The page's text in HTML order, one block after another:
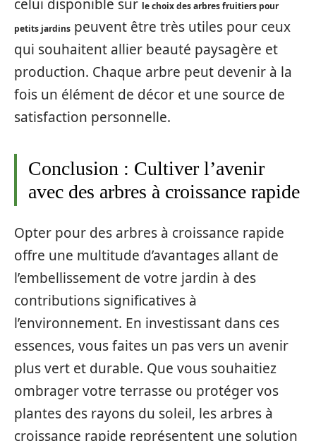
celui disponible sur le choix des arbres fruitiers pour
petits jardins peuvent être très utiles pour ceux
qui souhaitent allier beauté paysagère et
production. Chaque arbre peut devenir à la
fois un élément de décor et une source de
satisfaction personnelle.
Conclusion : Cultiver l’avenir
avec des arbres à croissance rapide
Opter pour des arbres à croissance rapide
offre une multitude d’avantages allant de
l’embellissement de votre jardin à des
contributions significatives à
l’environnement. En investissant dans ces
essences, vous faites un pas vers un avenir
plus vert et durable. Que vous souhaitiez
ombrager votre terrasse ou protéger vos
plantes des rayons du soleil, les arbres à
croissance rapide représentent une solution